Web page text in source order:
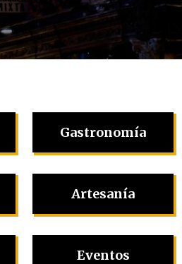
Gastronomía
Artesanía
Eventos